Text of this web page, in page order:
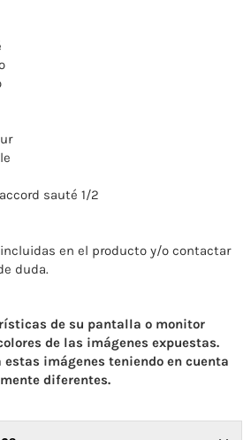
sauté 1/2
en el producto y/o contactar
duda.
de su pantalla o monitor
de las imágenes expuestas.
estas imágenes teniendo en cuenta
diferentes.